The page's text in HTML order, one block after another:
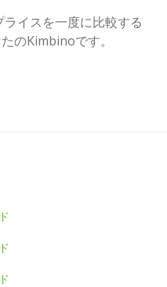
イスを一度に比較する
のKimbinoです。